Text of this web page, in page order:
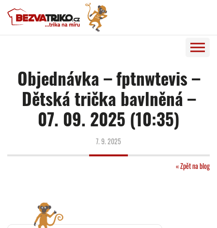
Objednávka – fptnwtevis –
Dětská trička bavlněná –
07. 09. 2025 (10:35)
7. 9. 2025
« Zpět na blog